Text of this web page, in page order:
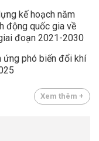
kế hoạch năm
động quốc gia về
đoạn 2021-2030
ứng phó biến đổi khí
Xem thêm +